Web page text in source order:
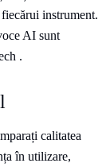
instrument.
AI sunt
.
calitatea
în utilizare,